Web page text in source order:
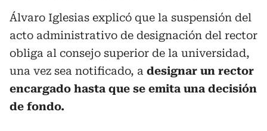
Álvaro Iglesias explicó que la suspensión del
acto administrativo de designación del rector
obliga al consejo superior de la universidad,
una vez sea notificado, a designar un rector
encargado hasta que se emita una decisión
de fondo.